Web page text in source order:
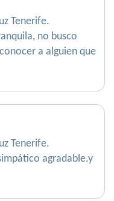
Tenerife.
no busco
a alguien que
Tenerife.
agradable.y